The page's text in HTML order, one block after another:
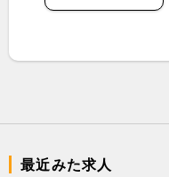
最近みた求人